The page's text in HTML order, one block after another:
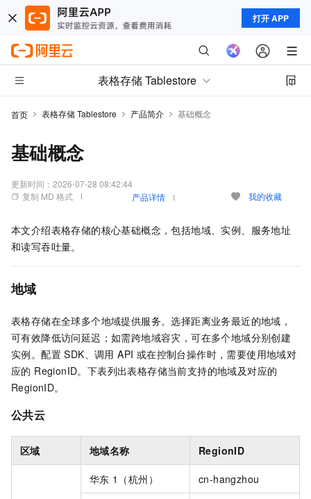
打开 APP
表格存储 Tablestore
首页 表格存储 Tablestore 产品简介 基础概念
基础概念
更新时间： 2026-07-28 08:42:44
复制 MD 格式
产品详情 我的收藏
本文介绍表格存储的核心基础概念，包括地域、实例、服务地址
和读写吞吐量。
地域
表格存储在全球多个地域提供服务。选择距离业务最近的地域，
可有效降低访问延迟；如需跨地域容灾，可在多个地域分别创建
实例。配置 SDK、调用 API 或在控制台操作时，需要使用地域对
应的 RegionID。下表列出表格存储当前支持的地域及对应的
RegionID。
公共云
区域 地域名称 RegionID
华东 1（杭州） cn-hangzhou